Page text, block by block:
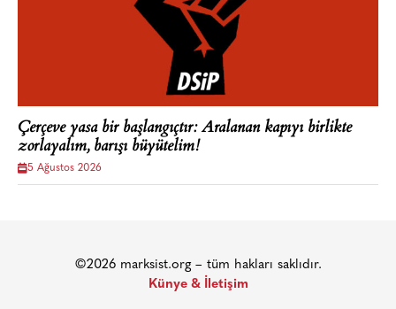
Çerçeve yasa bir başlangıçtır: Aralanan kapıyı birlikte
zorlayalım, barışı büyütelim!
5 Ağustos 2026
©2026 marksist.org – tüm hakları saklıdır.
Künye & İletişim